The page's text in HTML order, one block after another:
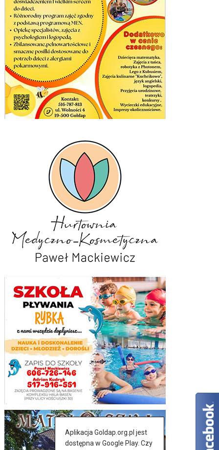
Aplikacja Goldap.org.pl jest
dostępna w Google Play. Czy